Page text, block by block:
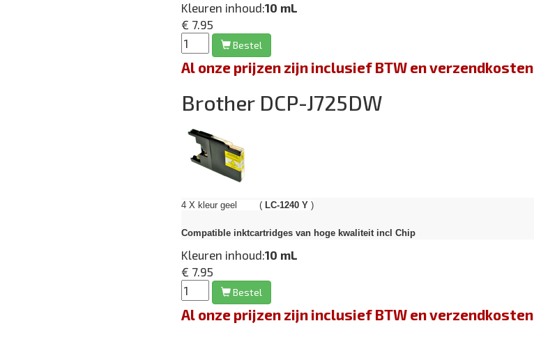
Kleuren inhoud:10 mL
€ 7.95
Bestel
Al onze prijzen zijn inclusief BTW en verzendkosten
Brother DCP-J725DW
4 X kleur geel ( LC-1240 Y )
Compatible inktcartridges van hoge kwaliteit incl Chip
Kleuren inhoud:10 mL
€ 7.95
Bestel
Al onze prijzen zijn inclusief BTW en verzendkosten